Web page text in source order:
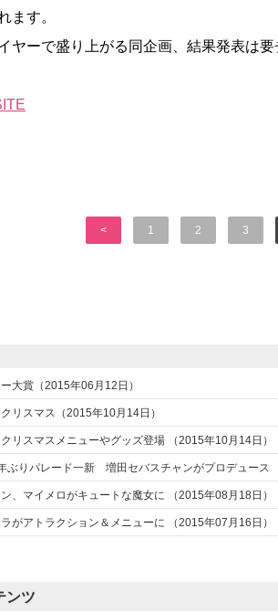
ます。
ヤーで盛り上がる同企画、結果発表は要
< 1 2 3
大賞（2015年06月12日）
リスマス（2015年10月14日）
リスマスメニューやグッズ登場 （2015年10月14日）
ぶりパレード一新 増田セバスチャンがプロデュース
、マイメロがキュートな魔女に （2015年08月18日）
がアトラクション＆メニューに （2015年07月16日）
ンツ